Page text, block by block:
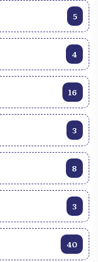
et de diversité
fêtes nationales aux
à tisser le riche tapis
Ces traditions sont
un héritage précieux
de génération en
5
4
16
3
8
3
40